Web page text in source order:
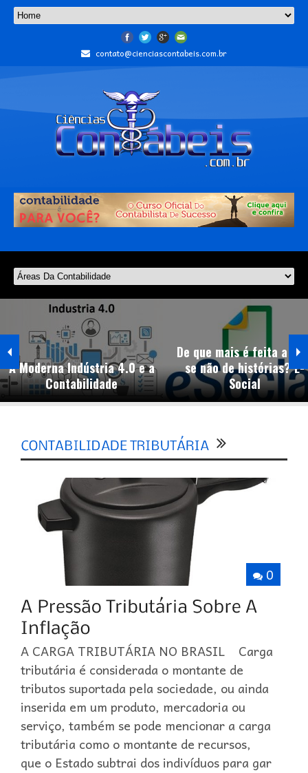
contato@cienciascontabeis.com.br
A Moderna Indústria 4.0 e a
Contabilidade
De que mais é feita a
se não de histórias? E-
Social
0
A CARGA TRIBUTÁRIA NO BRASIL Carga
tributária é considerada o montante de
tributos suportada pela sociedade, ou ainda
inserida em um produto, mercadoria ou
serviço, também se pode mencionar a carga
tributária como o montante de recursos,
que o Estado subtrai dos indivíduos para gar